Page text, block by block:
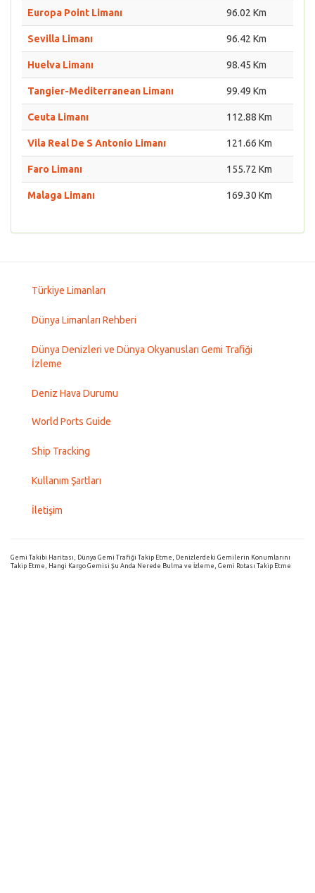
Europa Point Limanı 96.02 Km
Sevilla Limanı 96.42 Km
Huelva Limanı 98.45 Km
Tangier-Mediterranean Limanı 99.49 Km
Ceuta Limanı 112.88 Km
Vila Real De S Antonio Limanı 121.66 Km
Faro Limanı 155.72 Km
Malaga Limanı 169.30 Km
Türkiye Limanları
Dünya Limanları Rehberi
Dünya Denizleri ve Dünya Okyanusları Gemi Trafiği
İzleme
Deniz Hava Durumu
World Ports Guide
Ship Tracking
Kullanım Şartları
İletişim
Gemi Takibi Haritası, Dünya Gemi Trafiği Takip Etme, Denizlerdeki Gemilerin Konumlarını
Takip Etme, Hangi Kargo Gemisi Şu Anda Nerede Bulma ve İzleme, Gemi Rotası Takip Etme